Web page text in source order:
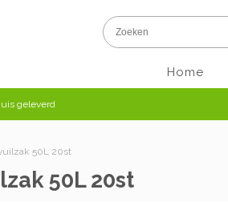
Home
geleverd
50L 20st
50L 20st